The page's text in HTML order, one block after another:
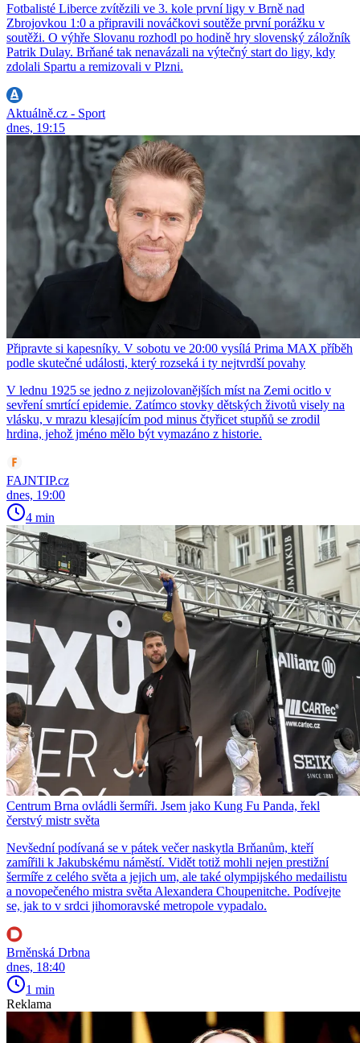
Fotbalisté Liberce zvítězili ve 3. kole první ligy v Brně nad
Zbrojovkou 1:0 a připravili nováčkovi soutěže první porážku v
soutěži. O výhře Slovanu rozhodl po hodině hry slovenský záložník
Patrik Dulay. Brňané tak nenavázali na výtečný start do ligy, kdy
zdolali Spartu a remizovali v Plzni.
Aktuálně.cz - Sport
dnes, 19:15
Připravte si kapesníky. V sobotu ve 20:00 vysílá Prima MAX příběh
podle skutečné události, který rozseká i ty nejtvrdší povahy
V lednu 1925 se jedno z nejizolovanějších míst na Zemi ocitlo v
sevření smrtící epidemie. Zatímco stovky dětských životů visely na
vlásku, v mrazu klesajícím pod minus čtyřicet stupňů se zrodil
hrdina, jehož jméno mělo být vymazáno z historie.
FAJNTIP.cz
dnes, 19:00
4 min
Centrum Brna ovládli šermíři. Jsem jako Kung Fu Panda, řekl
čerstvý mistr světa
Nevšední podívaná se v pátek večer naskytla Brňanům, kteří
zamířili k Jakubskému náměstí. Vidět totiž mohli nejen prestižní
šermíře z celého světa a jejich um, ale také olympijského medailistu
a novopečeného mistra světa Alexandera Choupenitche. Podívejte
se, jak to v srdci jihomoravské metropole vypadalo.
Brněnská Drbna
dnes, 18:40
1 min
Reklama